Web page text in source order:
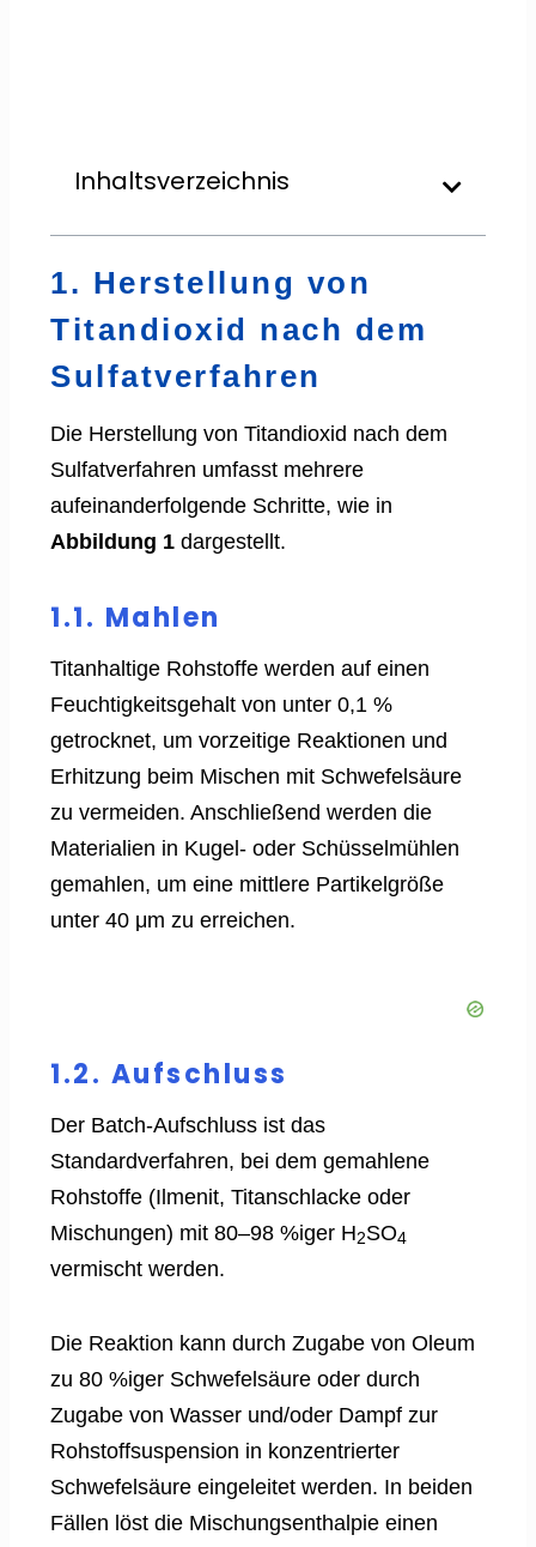
Inhaltsverzeichnis
1. Herstellung von
Titandioxid nach dem
Sulfatverfahren
Die Herstellung von Titandioxid nach dem
Sulfatverfahren umfasst mehrere
aufeinanderfolgende Schritte, wie in
Abbildung 1 dargestellt.
1.1. Mahlen
Titanhaltige Rohstoffe werden auf einen
Feuchtigkeitsgehalt von unter 0,1 %
getrocknet, um vorzeitige Reaktionen und
Erhitzung beim Mischen mit Schwefelsäure
zu vermeiden. Anschließend werden die
Materialien in Kugel- oder Schüsselmühlen
gemahlen, um eine mittlere Partikelgröße
unter 40 μm zu erreichen.
1.2. Aufschluss
Der Batch-Aufschluss ist das
Standardverfahren, bei dem gemahlene
Rohstoffe (Ilmenit, Titanschlacke oder
Mischungen) mit 80–98 %iger H2SO4
vermischt werden.
Die Reaktion kann durch Zugabe von Oleum
zu 80 %iger Schwefelsäure oder durch
Zugabe von Wasser und/oder Dampf zur
Rohstoffsuspension in konzentrierter
Schwefelsäure eingeleitet werden. In beiden
Fällen löst die Mischungsenthalpie einen